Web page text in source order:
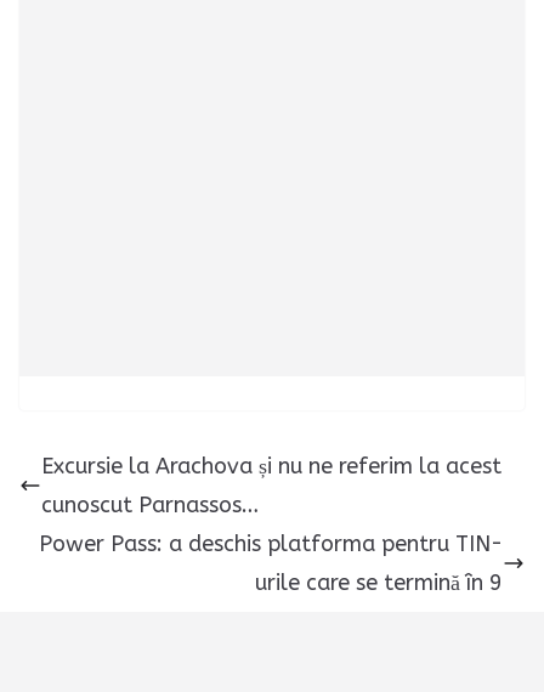
Excursie la Arachova și nu ne referim la acest
cunoscut Parnassos…
Power Pass: a deschis platforma pentru TIN-
urile care se termină în 9